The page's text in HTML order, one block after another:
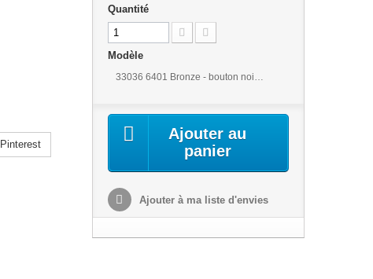
Pinterest
Quantité
Modèle
33036 6401 Bronze - bouton noir 1
Ajouter au
panier
Ajouter à ma liste d'envies